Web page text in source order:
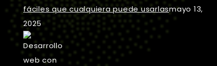
fáciles que cualquiera puede usarlasmayo 13,
2025